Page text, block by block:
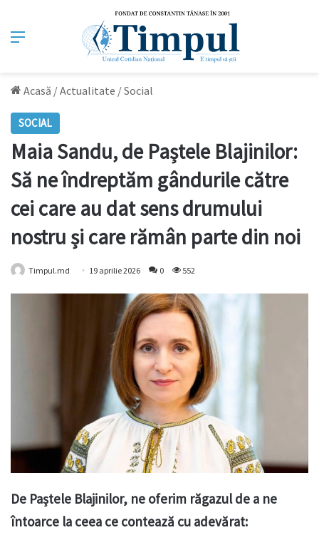
Meniu
Acasă /Actualitate /Social
SOCIAL
Maia Sandu, de Paștele Blajinilor:
Să ne îndreptăm gândurile către
cei care au dat sens drumului
nostru și care rămân parte din noi
Timpul.md 19 aprilie 2026 0 552
De Paștele Blajinilor, ne oferim răgazul de a ne
întoarce la ceea ce contează cu adevărat: